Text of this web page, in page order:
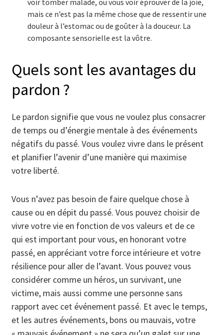
mais ce n’est pas la même chose que de ressentir une
douleur à l’estomac ou de goûter à la douceur. La
composante sensorielle est la vôtre.
Quels sont les avantages du
pardon ?
Le pardon signifie que vous ne voulez plus consacrer
de temps ou d’énergie mentale à des événements
négatifs du passé. Vous voulez vivre dans le présent
et planifier l’avenir d’une manière qui maximise
votre liberté.
Vous n’avez pas besoin de faire quelque chose à
cause ou en dépit du passé. Vous pouvez choisir de
vivre votre vie en fonction de vos valeurs et de ce
qui est important pour vous, en honorant votre
passé, en appréciant votre force intérieure et votre
résilience pour aller de l’avant. Vous pouvez vous
considérer comme un héros, un survivant, une
victime, mais aussi comme une personne sans
rapport avec cet événement passé. Et avec le temps,
et les autres événements, bons ou mauvais, votre